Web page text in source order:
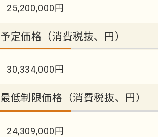
25,200,000円
予定価格（消費税抜、円）
30,334,000円
最低制限価格（消費税抜、円）
24,309,000円